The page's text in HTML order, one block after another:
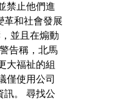
禁止他們進
革和社會發展
並且在煽動
告稱，北馬
大福祉的組
僅使用公司
訊。 尋找公